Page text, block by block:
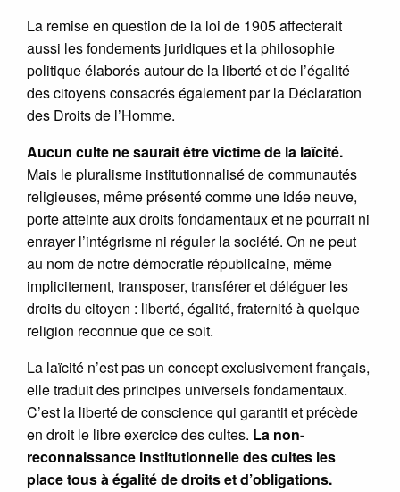
La remise en question de la loi de 1905 affecterait
aussi les fondements juridiques et la philosophie
politique élaborés autour de la liberté et de l’égalité
des citoyens consacrés également par la Déclaration
des Droits de l’Homme.
Aucun culte ne saurait être victime de la laïcité.
Mais le pluralisme institutionnalisé de communautés
religieuses, même présenté comme une idée neuve,
porte atteinte aux droits fondamentaux et ne pourrait ni
enrayer l’intégrisme ni réguler la société. On ne peut
au nom de notre démocratie républicaine, même
implicitement, transposer, transférer et déléguer les
droits du citoyen : liberté, égalité, fraternité à quelque
religion reconnue que ce soit.
La laïcité n’est pas un concept exclusivement français,
elle traduit des principes universels fondamentaux.
C’est la liberté de conscience qui garantit et précède
en droit le libre exercice des cultes. La non-
reconnaissance institutionnelle des cultes les
place tous à égalité de droits et d’obligations.